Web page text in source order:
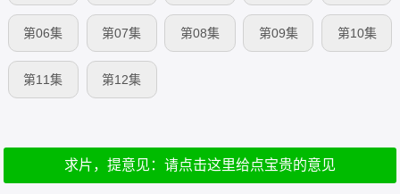
第06集 第07集 第08集 第09集 第10集
第11集 第12集
求片，提意见：请点击这里给点宝贵的意见